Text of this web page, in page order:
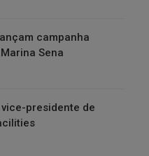
campanha
Sena
vice-presidente de